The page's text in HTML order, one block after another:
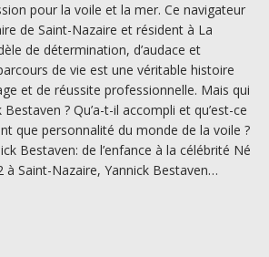
pour la voile et la mer. Ce navigateur
de Saint-Nazaire et résident à La
de détermination, d’audace et
de vie est une véritable histoire
et de réussite professionnelle. Mais qui
? Qu’a-t-il accompli et qu’est-ce
que personnalité du monde de la voile ?
Bestaven: de l’enfance à la célébrité Né
à Saint-Nazaire, Yannick Bestaven…